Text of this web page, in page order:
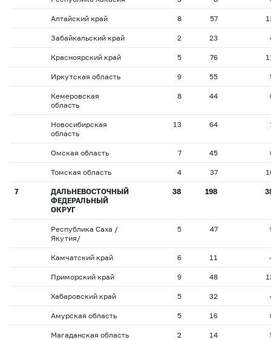
Алтайский край 8 57
Забайкальский край 2 23
Красноярский край 5 76
Иркутская область 9 55
Кемеровская
область
8 44
Новосибирская
область
13 64
Омская область 7 45
Томская область 4 37
7
ДАЛЬНЕВОСТОЧНЫЙ
ФЕДЕРАЛЬНЫЙ
ОКРУГ
38 198
Республика Саха /
Якутия/
5 47
Камчатский край 6 11
Приморский край 9 48
Хабаровский край 5 32
Амурская область 5 16
Магаданская область 2 14